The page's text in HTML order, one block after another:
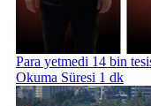
Para yetmedi 14 bin
Okuma Süresi 1 dk